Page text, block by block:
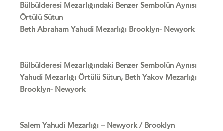
Bülbülderesi Mezarlığındaki Benzer Sembolün Aynısı
Örtülü Sütun
Beth Abraham Yahudi Mezarlığı Brooklyn- Newyork
Bülbülderesi Mezarlığındaki Benzer Sembolün Aynısı
Yahudi Mezarlığı Örtülü Sütun, Beth Yakov Mezarlığı
Brooklyn- Newyork
Salem Yahudi Mezarlığı – Newyork / Brooklyn